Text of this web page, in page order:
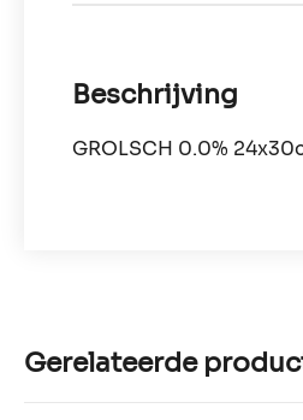
Beschrijving
GROLSCH 0.0%
Gerelateerde